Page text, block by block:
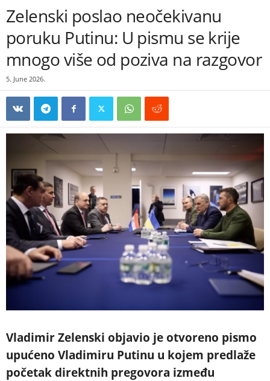
Zelenski poslao neočekivanu
poruku Putinu: U pismu se krije
mnogo više od poziva na razgovor
5. June 2026.
Vladimir Zelenski objavio je otvoreno pismo
upućeno Vladimiru Putinu u kojem predlaže
početak direktnih pregovora između